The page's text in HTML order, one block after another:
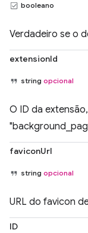
booleano
Verdadeiro se o
extensionId
string opcional
O ID da
faviconUrl
string opcional
URL do favicon
ID